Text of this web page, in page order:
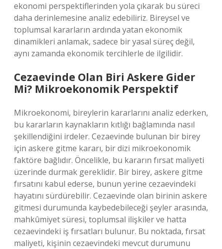
ekonomi perspektiflerinden yola çıkarak bu süreci
daha derinlemesine analiz edebiliriz. Bireysel ve
toplumsal kararların ardında yatan ekonomik
dinamikleri anlamak, sadece bir yasal süreç değil,
aynı zamanda ekonomik tercihlerle de ilgilidir.
Cezaevinde Olan Biri Askere Gider
Mi? Mikroekonomik Perspektif
Mikroekonomi, bireylerin kararlarını analiz ederken,
bu kararların kaynakların kıtlığı bağlamında nasıl
şekillendiğini irdeler. Cezaevinde bulunan bir birey
için askere gitme kararı, bir dizi mikroekonomik
faktöre bağlıdır. Öncelikle, bu kararın fırsat maliyeti
üzerinde durmak gereklidir. Bir birey, askere gitme
fırsatını kabul ederse, bunun yerine cezaevindeki
hayatını sürdürebilir. Cezaevinde olan birinin askere
gitmesi durumunda kaybedebileceği şeyler arasında,
mahkûmiyet süresi, toplumsal ilişkiler ve hatta
cezaevindeki iş fırsatları bulunur. Bu noktada, fırsat
maliyeti, kişinin cezaevindeki mevcut durumunu